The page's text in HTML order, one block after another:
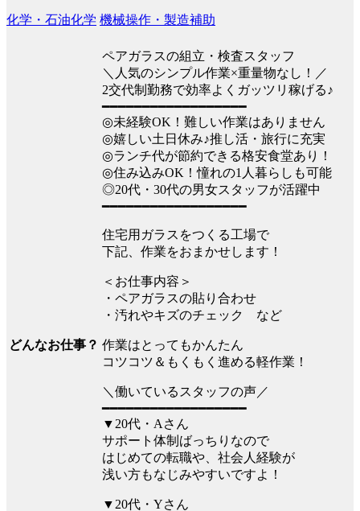
化学・石油化学 機械操作・製造補助
どんなお仕事？
ペアガラスの組立・検査スタッフ
＼人気のシンプル作業×重量物なし！／
2交代制勤務で効率よくガッツリ稼げる♪
━━━━━━━━━━━━━━━━━━
◎未経験OK！難しい作業はありません
◎嬉しい土日休み♪推し活・旅行に充実
◎ランチ代が節約できる格安食堂あり！
◎住み込みOK！憧れの1人暮らしも可能
◎20代・30代の男女スタッフが活躍中
━━━━━━━━━━━━━━━━━━
住宅用ガラスをつくる工場で
下記、作業をおまかせします！
＜お仕事内容＞
・ペアガラスの貼り合わせ
・汚れやキズのチェック など
作業はとってもかんたん
コツコツ＆もくもく進める軽作業！
＼働いているスタッフの声／
━━━━━━━━━━━━━━━━━━
▼20代・Aさん
サポート体制ばっちりなので
はじめての転職や、社会人経験が
浅い方もなじみやすいですよ！
▼20代・Yさん